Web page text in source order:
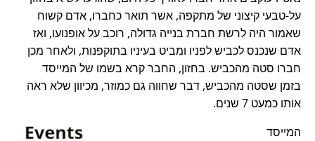
על-טבעי קיצוני של מתקפה, אשר תואר כחברו, אדם קשוח
שאמור היה לרשת חברת בנייה גדולה, רוכב על אופנועו, ואז
אדם שנכנס לכביש לפניו ומביט בעיניו בתוקפנות, ולאחר מכן
חברו סטה מהכביש. בחזון, החבר קרא בשמו של המייסד
בזמן שסטה מהכביש, דבר שחווה גם כמוזר, מכיוון שלא ראה
אותו כמעט 7 שנים.
המייסד